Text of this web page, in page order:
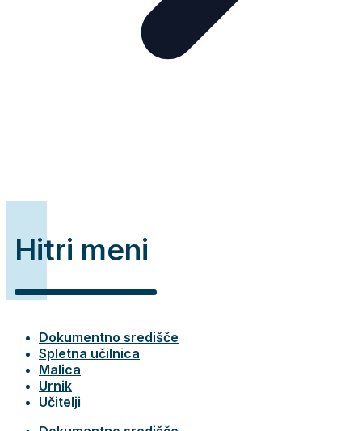
Hitri meni
Dokumentno središče
Spletna učilnica
Malica
Urnik
Učitelji